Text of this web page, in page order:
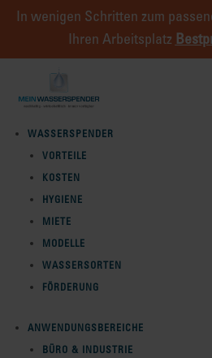
In wenigen Schritten zum
Ihren Arbeitsplatz
WASSERSPENDER
VORTEILE
KOSTEN
HYGIENE
MIETE
MODELLE
WASSERSORTEN
FÖRDERUNG
ANWENDUNGSBEREICHE
BÜRO & INDUSTRIE